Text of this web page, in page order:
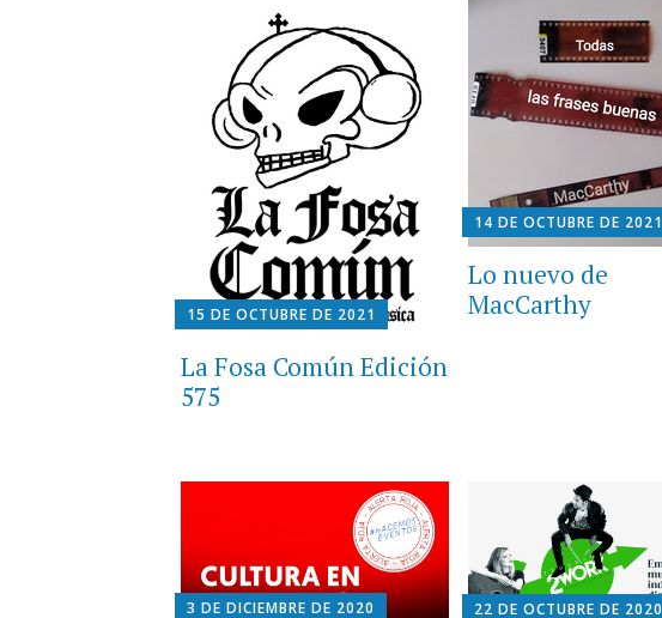
15 DE OCTUBRE DE 2021
La Fosa Común Edición
575
14 DE OCTUBRE DE 2021
Lo nuevo de
MacCarthy
3 DE DICIEMBRE DE 2020 22 DE OCTUBRE DE 2020